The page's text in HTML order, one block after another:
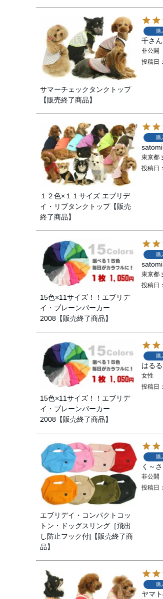
サマーチェックタンクトップ
【販売終了商品】
購
千
非公開
投稿日
１２色×１１サイズ エブリデ
イ・リブタンクトップ【販売
終了商品】
購
satomi
東京都
投稿日
15色×11サイズ！！エブリデ
イ・プレーンパーカー
2008【販売終了商品】
購
satomi
東京都
投稿日
15色×11サイズ！！エブリデ
イ・プレーンパーカー
2008【販売終了商品】
購
はるる
女性
投稿日
エブリデイ・コンパクトコッ
トン・ドッグスリング［飛出
し防止フック付]【販売終了商
品】
購
く～
非公開
投稿日
購
ヤマ